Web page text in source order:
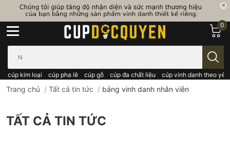
cúp kim loại cúp pha lê cúp gỗ cúp đa chất liệu cúp vinh danh theo
0
Trang chủ / Tất cả tin tức / bảng vinh danh nhân viên
TẤT CẢ TIN TỨC